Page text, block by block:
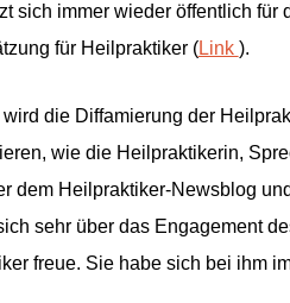
sich immer wieder öffentlich für
für Heilpraktiker (Link ).
die Diffamierung der
wie die Heilpraktikerin,
dem Heilpraktiker-Newsblog und
sehr über das Engagement
freue. Sie habe sich bei ihm